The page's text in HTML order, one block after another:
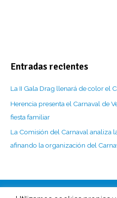
Entradas recientes
La II Gala Drag llenará de color el
Herencia presenta el Carnaval de
fiesta familiar
La Comisión del Carnaval analiza
afinando la organización del